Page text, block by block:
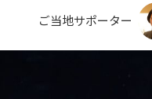
ご当地サポーター